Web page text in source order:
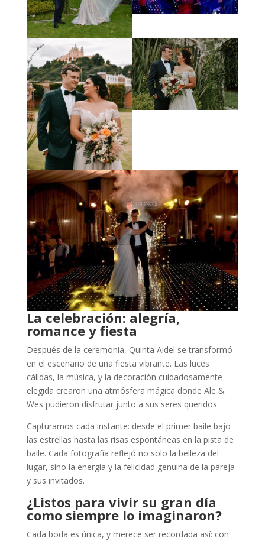
La celebración: alegría,
romance y fiesta
Después de la ceremonia, Quinta Aidel se transformó
en el escenario de una fiesta vibrante. Las luces
cálidas, la música, y la decoración cuidadosamente
elegida crearon una atmósfera mágica donde Ale &
Wes pudieron disfrutar junto a sus seres queridos.
Capturamos cada instante: desde el primer baile bajo
las estrellas hasta las risas espontáneas en la pista de
baile. Cada fotografía reflejó no solo la belleza del
lugar, sino la energía y la felicidad genuina de la pareja
y sus invitados.
¿Listos para vivir su gran día
como siempre lo imaginaron?
Cada boda es única, y merece ser recordada así: con